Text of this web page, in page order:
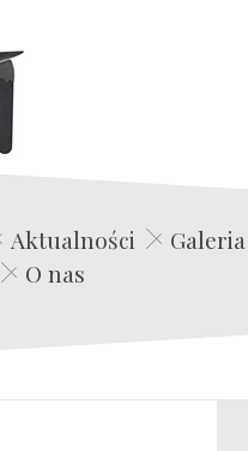
Edwin Film Agencja Aktorska
Aktualności
Galeria
O nas